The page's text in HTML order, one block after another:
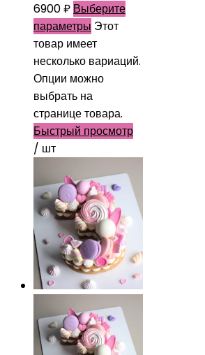
6900₽ Выберите
параметры Этот
товар имеет
несколько вариаций.
Опции можно
выбрать на
странице товара.
Быстрый просмотр
/ шт